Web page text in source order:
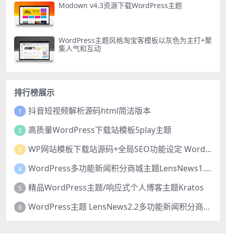
Modown v4.3资源下载WordPress主题
WordPress主题风格淘宝客模板以灰色为主打+聚
集人气和互动
排行榜展示
1 抖音短视频解析源码html简洁版本
2 高质量WordPress下载站模板5play主题
3 WP网站模板下载站源码+全局SEO功能设定 WordPress主题猫模板
4 WordPress多功能新闻积分商城主题LensNews1.8_源码下载
5 精品WordPress主题/响应式个人博客主题Kratos
6 WordPress主题 LensNews2.2多功能新闻积分商城主题_源码下载